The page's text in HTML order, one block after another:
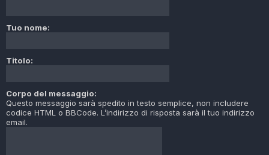
Tuo nome:
Titolo:
Corpo del messaggio:
Questo messaggio sarà spedito in testo semplice, non includere
codice HTML o BBCode. L’indirizzo di risposta sarà il tuo indirizzo
email.